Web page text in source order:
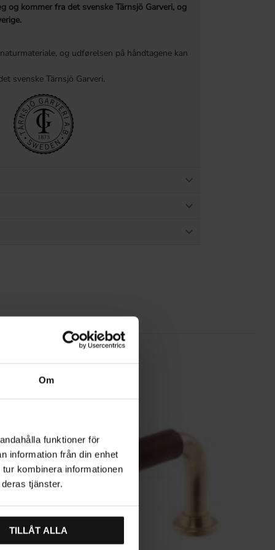
Om
funktioner för
information från din enhet
kombinera informationen
tjänster.
TILLÅT ALLA
og kommer fra det svenske Tärnsjö Garveri, og
og udførelsen på håndtagene kan
svenske Tärnsjö Garveri.